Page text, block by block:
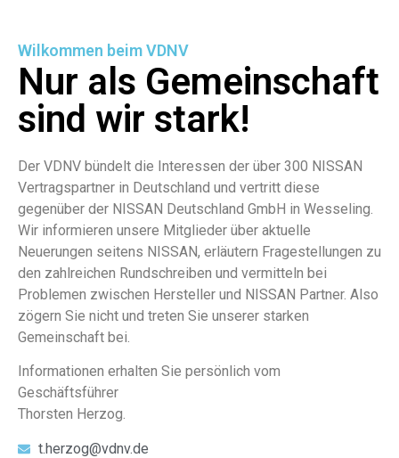
Wilkommen beim VDNV
Nur als Gemeinschaft
sind wir stark!
Der VDNV bündelt die Interessen der über 300 NISSAN
Vertragspartner in Deutschland und vertritt diese
gegenüber der NISSAN Deutschland GmbH in Wesseling.
Wir informieren unsere Mitglieder über aktuelle
Neuerungen seitens NISSAN, erläutern Fragestellungen zu
den zahlreichen Rundschreiben und vermitteln bei
Problemen zwischen Hersteller und NISSAN Partner. Also
zögern Sie nicht und treten Sie unserer starken
Gemeinschaft bei.
Informationen erhalten Sie persönlich vom
Geschäftsführer
Thorsten Herzog.
t.herzog@vdnv.de